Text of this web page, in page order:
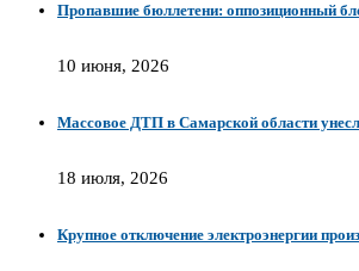
Пропавшие бюллетени: оппозиционный
10 июня, 2026
Массовое ДТП в Самарской области
18 июля, 2026
Крупное отключение электроэнергии